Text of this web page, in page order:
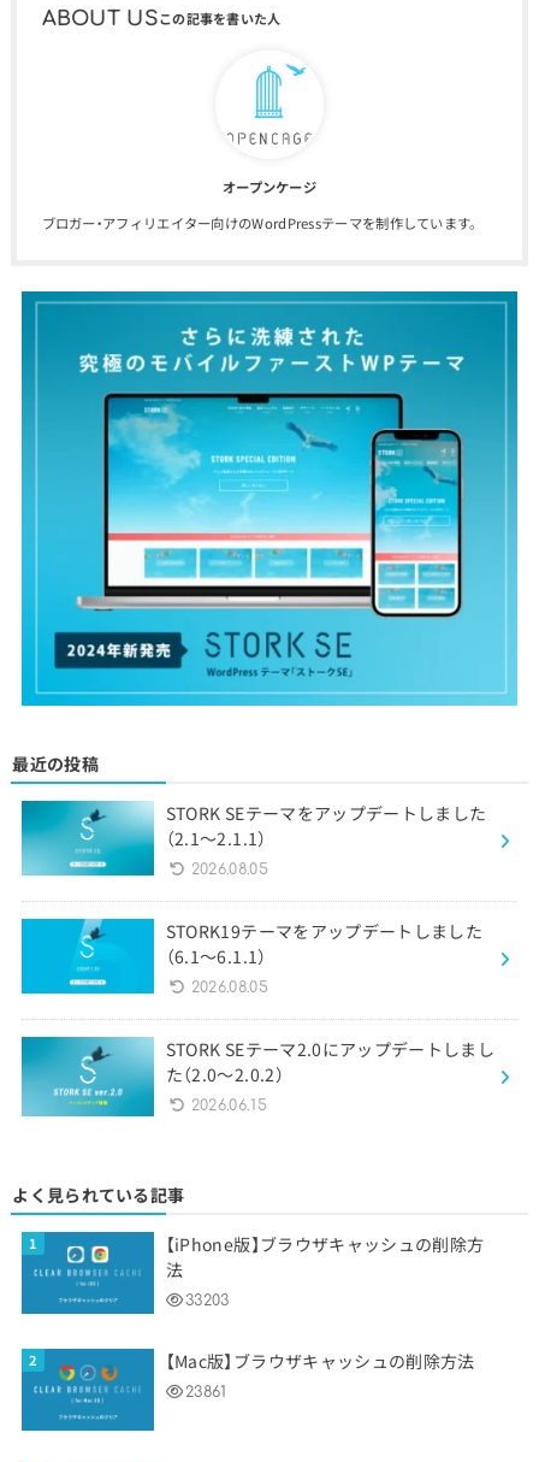
ABOUT US
オープンケージ
ブロガー・アフィリエイター向けのWordPressテーマを制作しています。
最近の投稿
STORK SEテーマをアップデートしました
（2.1〜2.1.1）
2026.08.05
STORK19テーマをアップデートしました
（6.1〜6.1.1）
2026.08.05
STORK SEテーマ2.0にアップデートしまし
た（2.0〜2.0.2）
2026.06.15
よく見られている記事
【iPhone版】ブラウザキャッシュの削除方
法
33203
【Mac版】ブラウザキャッシュの削除方法
23861